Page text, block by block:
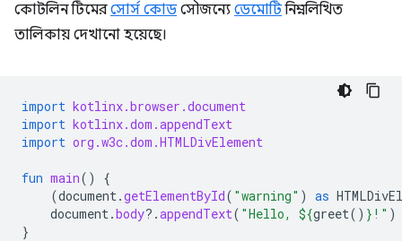
কোটলিন টিমেরসোর্স কোডসৌজন্যে ডেমোটিনিম্নলিখিত
তালিকায় দেখানো হয়েছে।
import kotlinx.browser.document
import kotlinx.dom.appendText
import org.w3c.dom.HTMLDivElement
fun main()
{
(document.getElementById( "warning" ) as
document.body?.appendText( "Hello, ${greet() } !" )
}